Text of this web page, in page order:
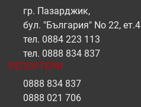
гр. Пазарджик,
бул. "България" No 22, ет.4
тел. 0884 223 113
тел. 0888 834 837
РЕПОРТЕРИ
0888 834 837
0888 021 706